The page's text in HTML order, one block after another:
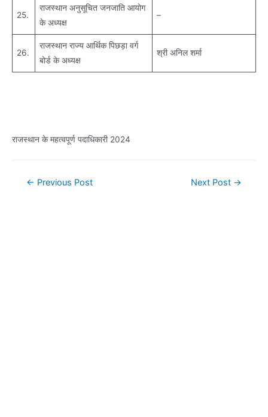
25.
राजस्थान अनुसूचित जनजाति आयोग
के अध्यक्ष
–
26.
राजस्थान राज्य आर्थिक पिछड़ा वर्ग
बोर्ड के अध्यक्ष
श्री अनिल शर्मा
राजस्थान के महत्वपूर्ण पदाधिकारी 2024
Post← Previous Post Next Post →